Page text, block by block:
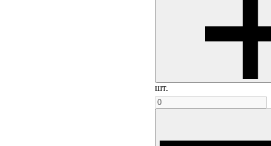
шт.